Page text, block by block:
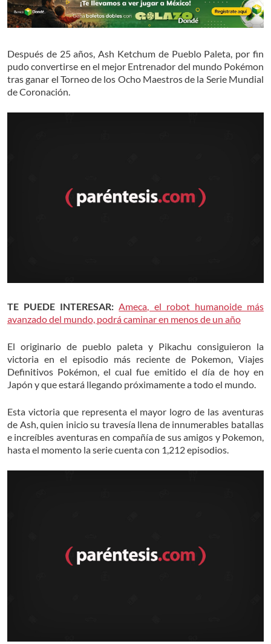
Después de 25 años, Ash Ketchum de Pueblo Paleta, por fin
pudo convertirse en el mejor Entrenador del mundo Pokémon
tras ganar el Torneo de los Ocho Maestros de la Serie Mundial
de Coronación.
TE PUEDE INTERESAR: Ameca, el robot humanoide más
avanzado del mundo, podrá caminar en menos de un año
El originario de pueblo paleta y Pikachu consiguieron la
victoria en el episodio más reciente de Pokemon, Viajes
Definitivos Pokémon, el cual fue emitido el día de hoy en
Japón y que estará llegando próximamente a todo el mundo.
Esta victoria que representa el mayor logro de las aventuras
de Ash, quien inicio su travesía llena de innumerables batallas
e increíbles aventuras en compañía de sus amigos y Pokemon,
hasta el momento la serie cuenta con 1,212 episodios.